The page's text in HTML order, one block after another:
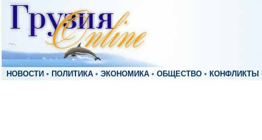
НОВОСТИ • ПОЛИТИКА • ЭКОНОМИКА • ОБЩЕСТВО • КОНФЛИКТЫ